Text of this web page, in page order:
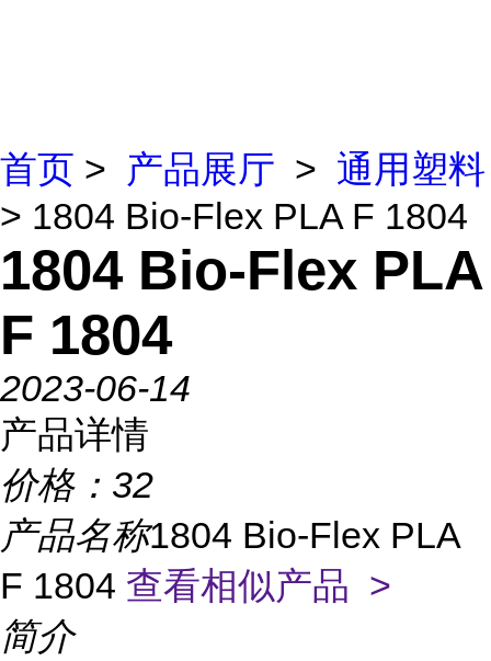
首页 > 产品展厅 > 通用塑料
> 1804 Bio-Flex PLA F 1804
1804 Bio-Flex PLA
F 1804
2023-06-14
产品详情
价格： 32
产品名称1804 Bio-Flex PLA
F 1804 查看相似产品 >
简介